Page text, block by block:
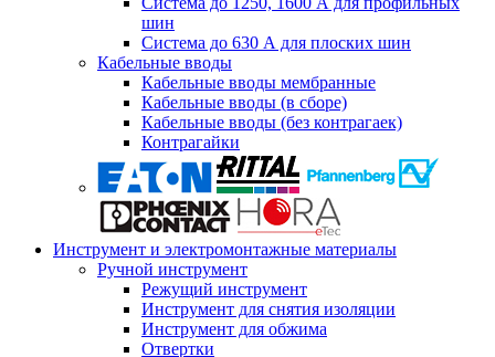
шин
Система до 630 А для плоских шин
Кабельные вводы
Кабельные вводы мембранные
Кабельные вводы (в сборе)
Кабельные вводы (без контрагаек)
Контрагайки
Инструмент и электромонтажные материалы
Ручной инструмент
Режущий инструмент
Инструмент для снятия изоляции
Инструмент для обжима
Отвертки